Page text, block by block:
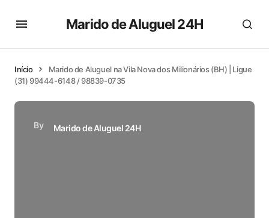
Marido de Aluguel 24H
Início
Marido de Aluguel na Vila Nova dos Milionários (BH) | Ligue
(31) 99444-6148 / 98839-0735
By Marido de Aluguel 24H